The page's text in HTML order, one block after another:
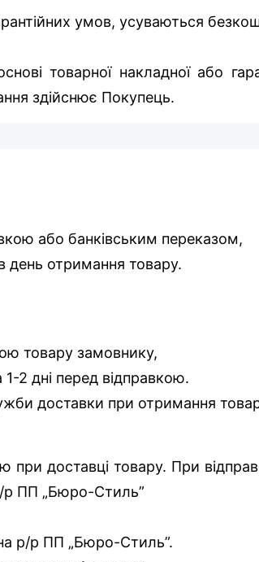
умов, усуваються
товарної накладної або
здійснює Покупець.
або банківським переказом,
день отримання товару.
товару замовнику,
1-2 дні перед відправкою.
доставки при отримання
доставці товару. При
р ПП „Бюро-Стиль”
р/р ПП „Бюро-Стиль”.